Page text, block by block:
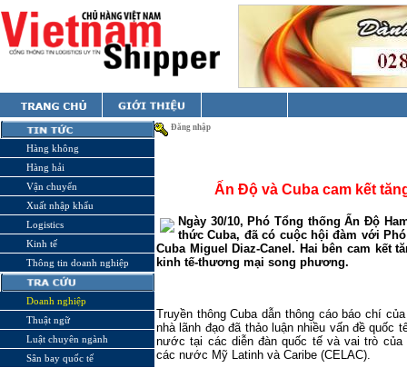
Hàng không
Hàng hải
Vận chuyển
Xuất nhập khẩu
Logistics
Kinh tế
Thông tin doanh nghiệp
Doanh nghiệp
Thuật ngữ
Luật chuyên ngành
Sân bay quốc tế
Đăng nhập
Ấn Độ và Cuba cam kết
Ngày 30/10, Phó Tổng thống Ấn Độ
thức Cuba, đã có cuộc hội đàm với
Cuba Miguel Diaz-Canel. Hai bên cam kết
kinh tế-thương mại song phương.
Truyền thông Cuba dẫn thông cáo báo chí
nhà lãnh đạo đã thảo luận nhiều vấn đề quốc
nước tại các diễn đàn quốc tế và vai trò
các nước Mỹ Latinh và Caribe (CELAC).